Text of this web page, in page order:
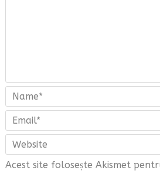
Acest site folosește Akismet